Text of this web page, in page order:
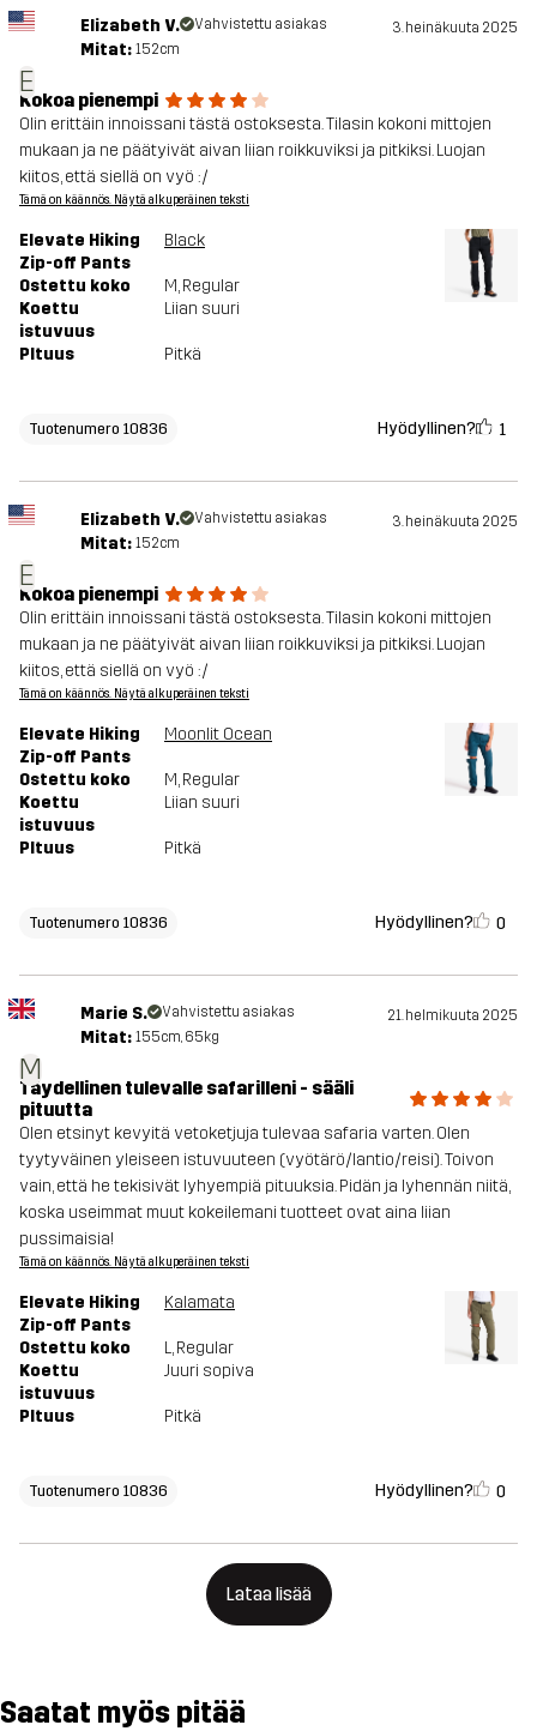
E
Elizabeth V. Vahvistettu asiakas 3. heinäkuuta 2025
Mitat: 152cm
Kokoa pienempi
Olin erittäin innoissani tästä ostoksesta. Tilasin kokoni mittojen
mukaan ja ne päätyivät aivan liian roikkuviksi ja pitkiksi. Luojan
kiitos, että siellä on vyö :/
Tämä on käännös. Näytä alkuperäinen teksti
Elevate Hiking
Zip-off Pants
Black
Ostettu koko M, Regular
Koettu
istuvuus
Liian suuri
PItuus Pitkä
Tuotenumero 10836 Hyödyllinen? 1
E
Elizabeth V. Vahvistettu asiakas 3. heinäkuuta 2025
Mitat: 152cm
Kokoa pienempi
Olin erittäin innoissani tästä ostoksesta. Tilasin kokoni mittojen
mukaan ja ne päätyivät aivan liian roikkuviksi ja pitkiksi. Luojan
kiitos, että siellä on vyö :/
Tämä on käännös. Näytä alkuperäinen teksti
Elevate Hiking
Zip-off Pants
Moonlit Ocean
Ostettu koko M, Regular
Koettu
istuvuus
Liian suuri
PItuus Pitkä
Tuotenumero 10836 Hyödyllinen? 0
M
Marie S. Vahvistettu asiakas 21. helmikuuta 2025
Mitat: 155cm, 65kg
Täydellinen tulevalle safarilleni - sääli
pituutta
Olen etsinyt kevyitä vetoketjuja tulevaa safaria varten. Olen
tyytyväinen yleiseen istuvuuteen (vyötärö/lantio/reisi). Toivon
vain, että he tekisivät lyhyempiä pituuksia. Pidän ja lyhennän niitä,
koska useimmat muut kokeilemani tuotteet ovat aina liian
pussimaisia!
Tämä on käännös. Näytä alkuperäinen teksti
Elevate Hiking
Zip-off Pants
Kalamata
Ostettu koko L, Regular
Koettu
istuvuus
Juuri sopiva
PItuus Pitkä
Tuotenumero 10836 Hyödyllinen? 0
Lataa lisää
Saatat myös pitää